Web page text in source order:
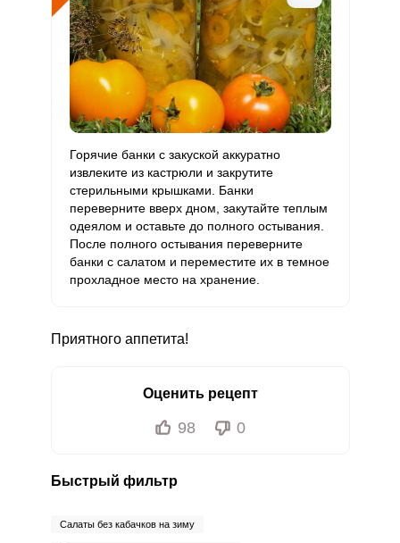
Горячие банки с закуской аккуратно
извлеките из кастрюли и закрутите
стерильными крышками. Банки
переверните вверх дном, закутайте теплым
одеялом и оставьте до полного остывания.
После полного остывания переверните
банки с салатом и переместите их в темное
прохладное место на хранение.
Приятного аппетита!
Оценить рецепт
98 0
Быстрый фильтр
Салаты без кабачков на зиму